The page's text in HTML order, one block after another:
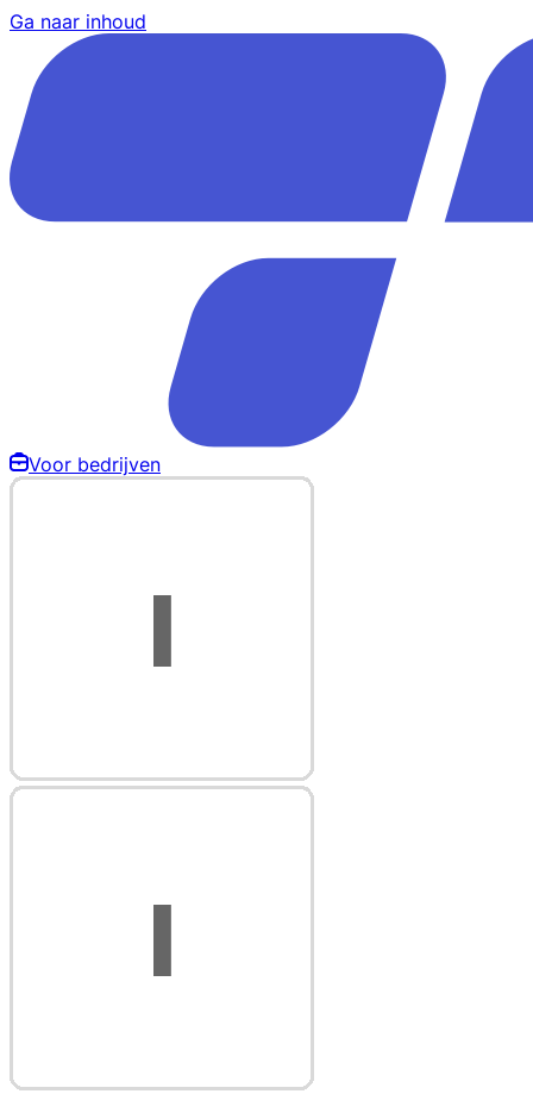
Ga naar inhoud
Voor bedrijven